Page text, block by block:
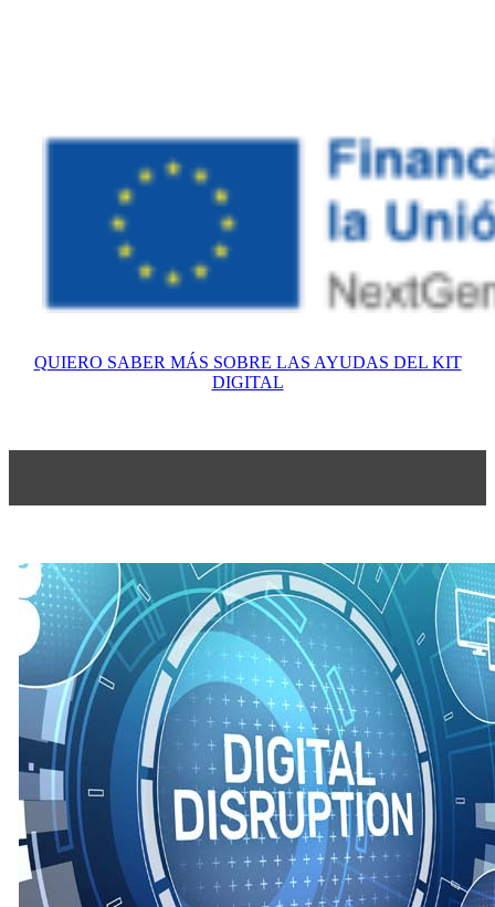
QUIERO SABER MÁS SOBRE LAS AYUDAS DEL KIT
DIGITAL